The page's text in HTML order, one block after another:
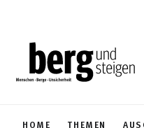
HOME THEMEN